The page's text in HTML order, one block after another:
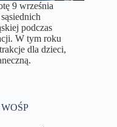
9 września
podczas
W tym roku
dla dzieci,